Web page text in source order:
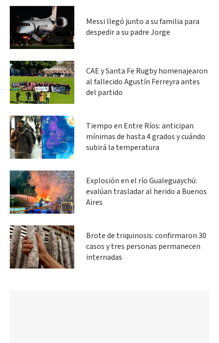
Messi llegó junto a su familia para
despedir a su padre Jorge
CAE y Santa Fe Rugby homenajearon
al fallecido Agustín Ferreyra antes
del partido
Tiempo en Entre Ríos: anticipan
mínimas de hasta 4 grados y cuándo
subirá la temperatura
Explosión en el río Gualeguaychú:
evalúan trasladar al herido a Buenos
Aires
Brote de triquinosis: confirmaron 30
casos y tres personas permanecen
internadas